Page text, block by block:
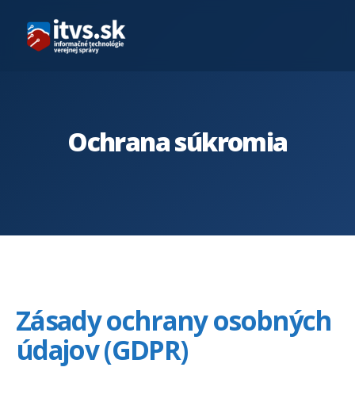
Ochrana súkromia
Zásady ochrany osobných
údajov (GDPR)